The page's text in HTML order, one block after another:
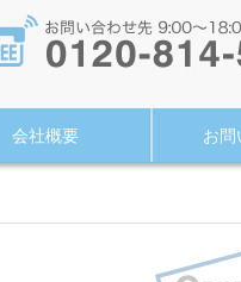
会社概要 お問